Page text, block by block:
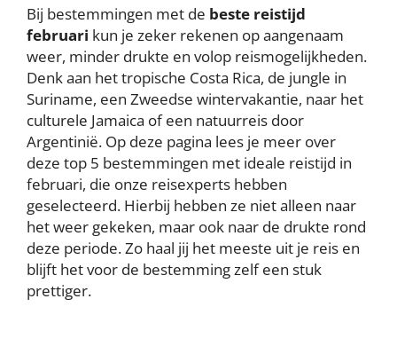
Bij bestemmingen met de beste reistijd
februari kun je zeker rekenen op aangenaam
weer, minder drukte en volop reismogelijkheden.
Denk aan het tropische Costa Rica, de jungle in
Suriname, een Zweedse wintervakantie, naar het
culturele Jamaica of een natuurreis door
Argentinië. Op deze pagina lees je meer over
deze top 5 bestemmingen met ideale reistijd in
februari, die onze reisexperts hebben
geselecteerd. Hierbij hebben ze niet alleen naar
het weer gekeken, maar ook naar de drukte rond
deze periode. Zo haal jij het meeste uit je reis en
blijft het voor de bestemming zelf een stuk
prettiger.